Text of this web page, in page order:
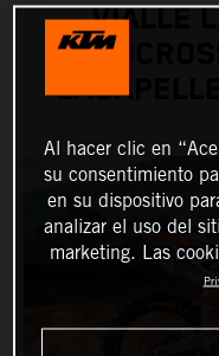
VIALLE
Al hacer clic en
su consentimiento
en su dispositivo
analizar el uso del
marketing. Las